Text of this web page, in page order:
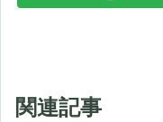
関連記事